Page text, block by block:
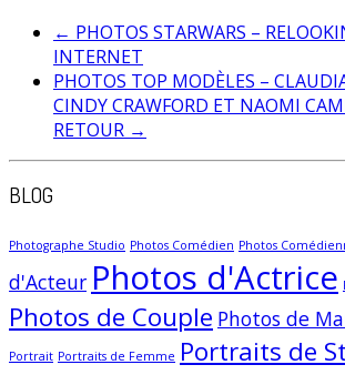
← PHOTOS STARWARS –
INTERNET
PHOTOS TOP MODÈLES –
CINDY CRAWFORD ET NAOMI
RETOUR →
BLOG
Photographe Studio Photos Comédien Photos
d'Acteur Photos d'Actrice
Photos de Couple Photos de
Portrait Portraits de Femme Portraits de